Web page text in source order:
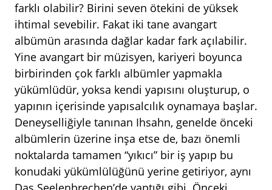
farklı olabilir? Birini seven ötekini de yüksek
ihtimal sevebilir. Fakat iki tane avangart
albümün arasında dağlar kadar fark açılabilir.
Yine avangart bir müzisyen, kariyeri boyunca
birbirinden çok farklı albümler yapmakla
yükümlüdür, yoksa kendi yapısını oluşturup, o
yapının içerisinde yapısalcılık oynamaya başlar.
Deneyselliğiyle tanınan Ihsahn, genelde önceki
albümlerin üzerine inşa etse de, bazı önemli
noktalarda tamamen “yıkıcı” bir iş yapıp bu
konudaki yükümlülüğünü yerine getiriyor, aynı